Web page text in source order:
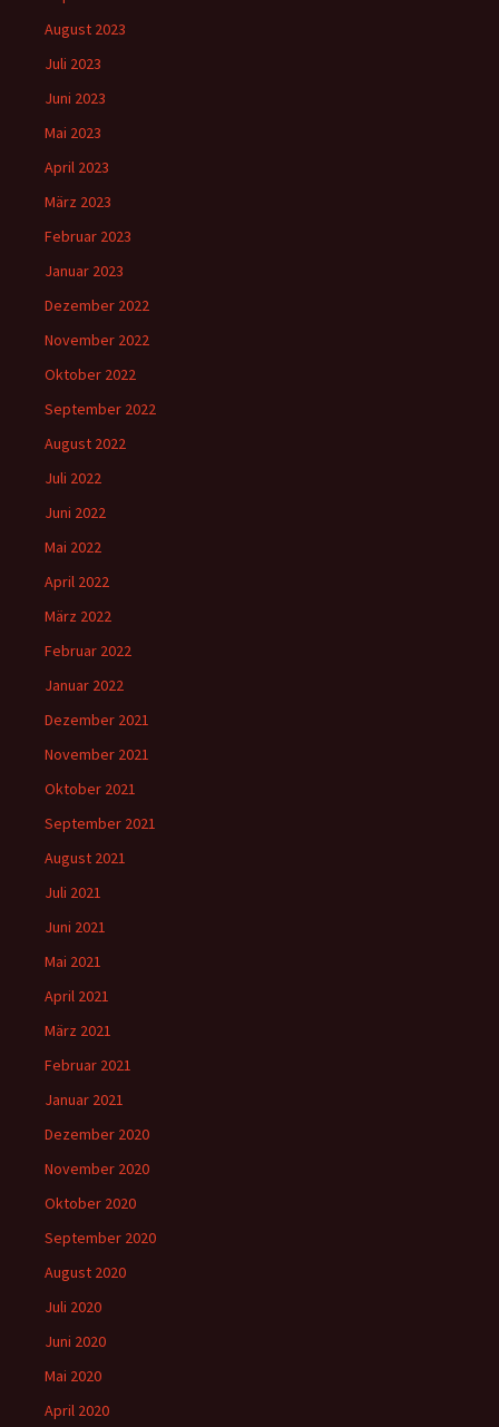
August 2023
Juli 2023
Juni 2023
Mai 2023
April 2023
März 2023
Februar 2023
Januar 2023
Dezember 2022
November 2022
Oktober 2022
September 2022
August 2022
Juli 2022
Juni 2022
Mai 2022
April 2022
März 2022
Februar 2022
Januar 2022
Dezember 2021
November 2021
Oktober 2021
September 2021
August 2021
Juli 2021
Juni 2021
Mai 2021
April 2021
März 2021
Februar 2021
Januar 2021
Dezember 2020
November 2020
Oktober 2020
September 2020
August 2020
Juli 2020
Juni 2020
Mai 2020
April 2020